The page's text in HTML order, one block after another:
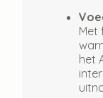
Met
het